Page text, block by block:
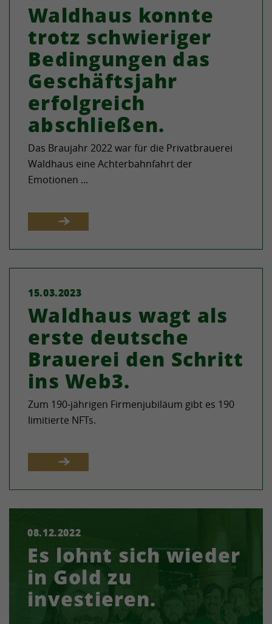
Waldhaus konnte
trotz schwieriger
Bedingungen das
Geschäftsjahr
erfolgreich
abschließen.
Das Braujahr 2022 war für die Privatbrauerei
Waldhaus eine Achterbahnfahrt der
Emotionen ...
15.03.2023
Waldhaus wagt als
erste deutsche
Brauerei den Schritt
ins Web3.
Zum 190-jährigen Firmenjubiläum gibt es 190
limitierte NFTs.
08.12.2022
Es lohnt sich wieder
in Gold zu
investieren.
Die Bierspezialitäten der Privatbrauerei
Waldhaus wurden im letzten Braujahr 60-mal
mit Gold ausgezeichnet.